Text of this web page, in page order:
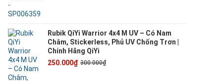
Rubik QiYi Warrior 4x4 M UV – Có Nam
Châm, Stickerless, Phủ UV Chống Trơn |
Chính Hãng QiYi
250.000₫ 300.000₫